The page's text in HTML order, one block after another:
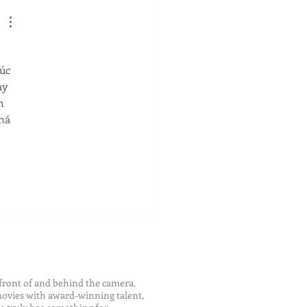
of and behind the camera.
with award-winning talent,